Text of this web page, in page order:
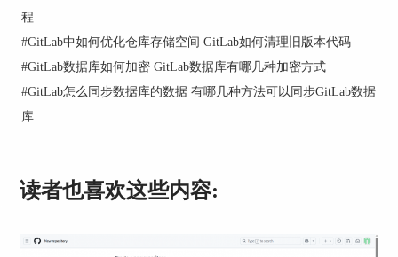
图2：证书有效期
为什么只有一个月有效期呢？这是因为自签名证书
是由服务器自己生成和签发的，而非第三方证书颁
发机构（CA）签发。自签名证书的有效期通常较
高系统的安全性。
当Gitlab证书过期时，怎么更换一个证书呢？以下
程
#GitLab中如何优化仓库存储空间 GitLab如何清理旧版本代码
#GitLab数据库如何加密 GitLab数据库有哪几种加密方式
#GitLab怎么同步数据库的数据 有哪几种方法可以同步GitLab数据
库
读者也喜欢这些内容: